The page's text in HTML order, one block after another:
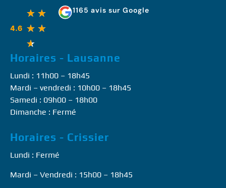
4.6
★ ★
★ ★
★
1165 avis sur Google
Horaires - Lausanne
Lundi : 11h00 – 18h45
Mardi – vendredi : 10h00 – 18h45
Samedi : 09h00 – 18h00
Dimanche : Fermé
Horaires - Crissier
Lundi : Fermé
Mardi – Vendredi : 15h00 – 18h45